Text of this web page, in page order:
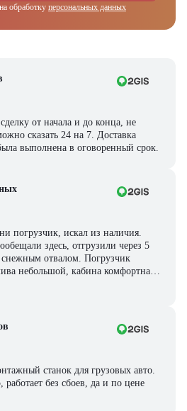
обработку персональных данных
от начала и до конца, не
сказать 24 на 7. Доставка
выполнена в оговоренный срок.
погрузчик, искал из наличия.
здесь, отгрузили через 5
отвалом. Погрузчик
небольшой, кабина комфортная,
станок для грузовых авто.
работает без сбоев, да и по цене